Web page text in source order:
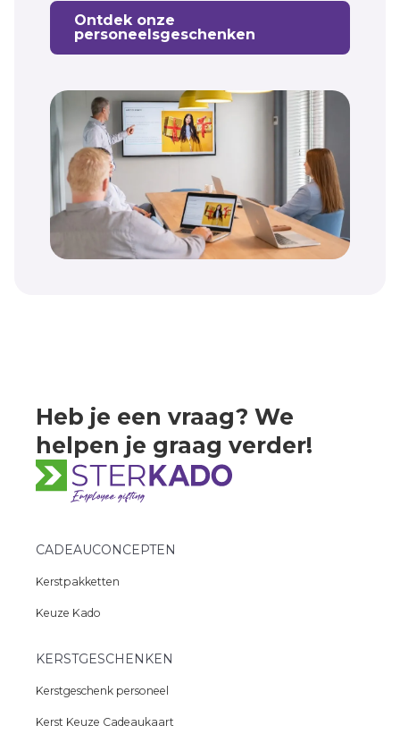
Ontdek onze
personeelsgeschenken
Heb je een vraag? We
helpen je graag verder!
CADEAUCONCEPTEN
Kerstpakketten
Keuze Kado
KERSTGESCHENKEN
Kerstgeschenk personeel
Kerst Keuze Cadeaukaart